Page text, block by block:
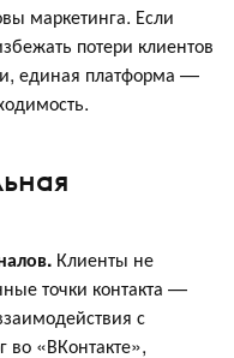
маркетинга. Если
потери клиентов
единая платформа —
Клиенты не
точки контакта —
с
во «ВКонтакте»,